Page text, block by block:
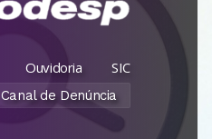
Ouvidoria SIC
Canal de Denúncia